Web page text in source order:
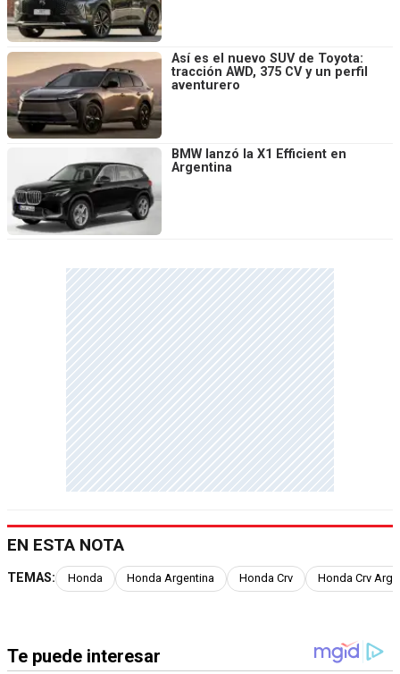
Así es el nuevo SUV de Toyota:
tracción AWD, 375 CV y un perfil
aventurero
BMW lanzó la X1 Efficient en
Argentina
EN ESTA NOTA
TEMAS: Honda Honda Argentina Honda Crv Honda Crv